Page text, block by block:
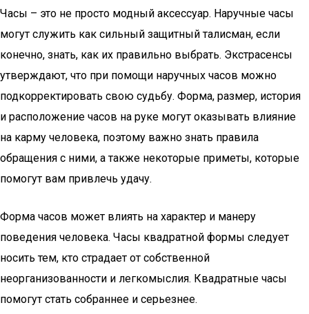
Часы – это не просто модный аксессуар. Наручные часы
могут служить как сильный защитный талисман, если
конечно, знать, как их правильно выбрать. Экстрасенсы
утверждают, что при помощи наручных часов можно
подкорректировать свою судьбу. Форма, размер, история
и расположение часов на руке могут оказывать влияние
на карму человека, поэтому важно знать правила
обращения с ними, а также некоторые приметы, которые
помогут вам привлечь удачу.
Форма часов может влиять на характер и манеру
поведения человека. Часы квадратной формы следует
носить тем, кто страдает от собственной
неорганизованности и легкомыслия. Квадратные часы
помогут стать собраннее и серьезнее.